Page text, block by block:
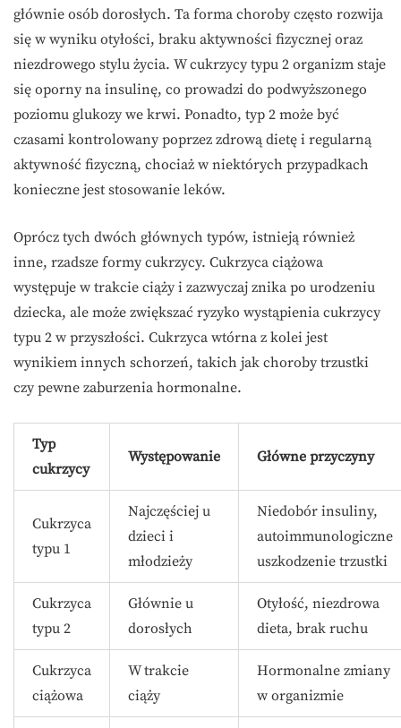
głównie osób dorosłych. Ta forma choroby często rozwija
się w wyniku otyłości, braku aktywności fizycznej oraz
niezdrowego stylu życia. W cukrzycy typu 2 organizm staje
się oporny na insulinę, co prowadzi do podwyższonego
poziomu glukozy we krwi. Ponadto, typ 2 może być
czasami kontrolowany poprzez zdrową dietę i regularną
aktywność fizyczną, chociaż w niektórych przypadkach
konieczne jest stosowanie leków.
Oprócz tych dwóch głównych typów, istnieją również
inne, rzadsze formy cukrzycy. Cukrzyca ciążowa
występuje w trakcie ciąży i zazwyczaj znika po urodzeniu
dziecka, ale może zwiększać ryzyko wystąpienia cukrzycy
typu 2 w przyszłości. Cukrzyca wtórna z kolei jest
wynikiem innych schorzeń, takich jak choroby trzustki
czy pewne zaburzenia hormonalne.
Typ
cukrzycy
Występowanie Główne przyczyny
Cukrzyca
typu 1
Najczęściej u
dzieci i
młodzieży
Niedobór insuliny,
autoimmunologiczne
uszkodzenie trzustki
Cukrzyca
typu 2
Głównie u
dorosłych
Otyłość, niezdrowa
dieta, brak ruchu
Cukrzyca
ciążowa
W trakcie
ciąży
Hormonalne zmiany
w organizmie